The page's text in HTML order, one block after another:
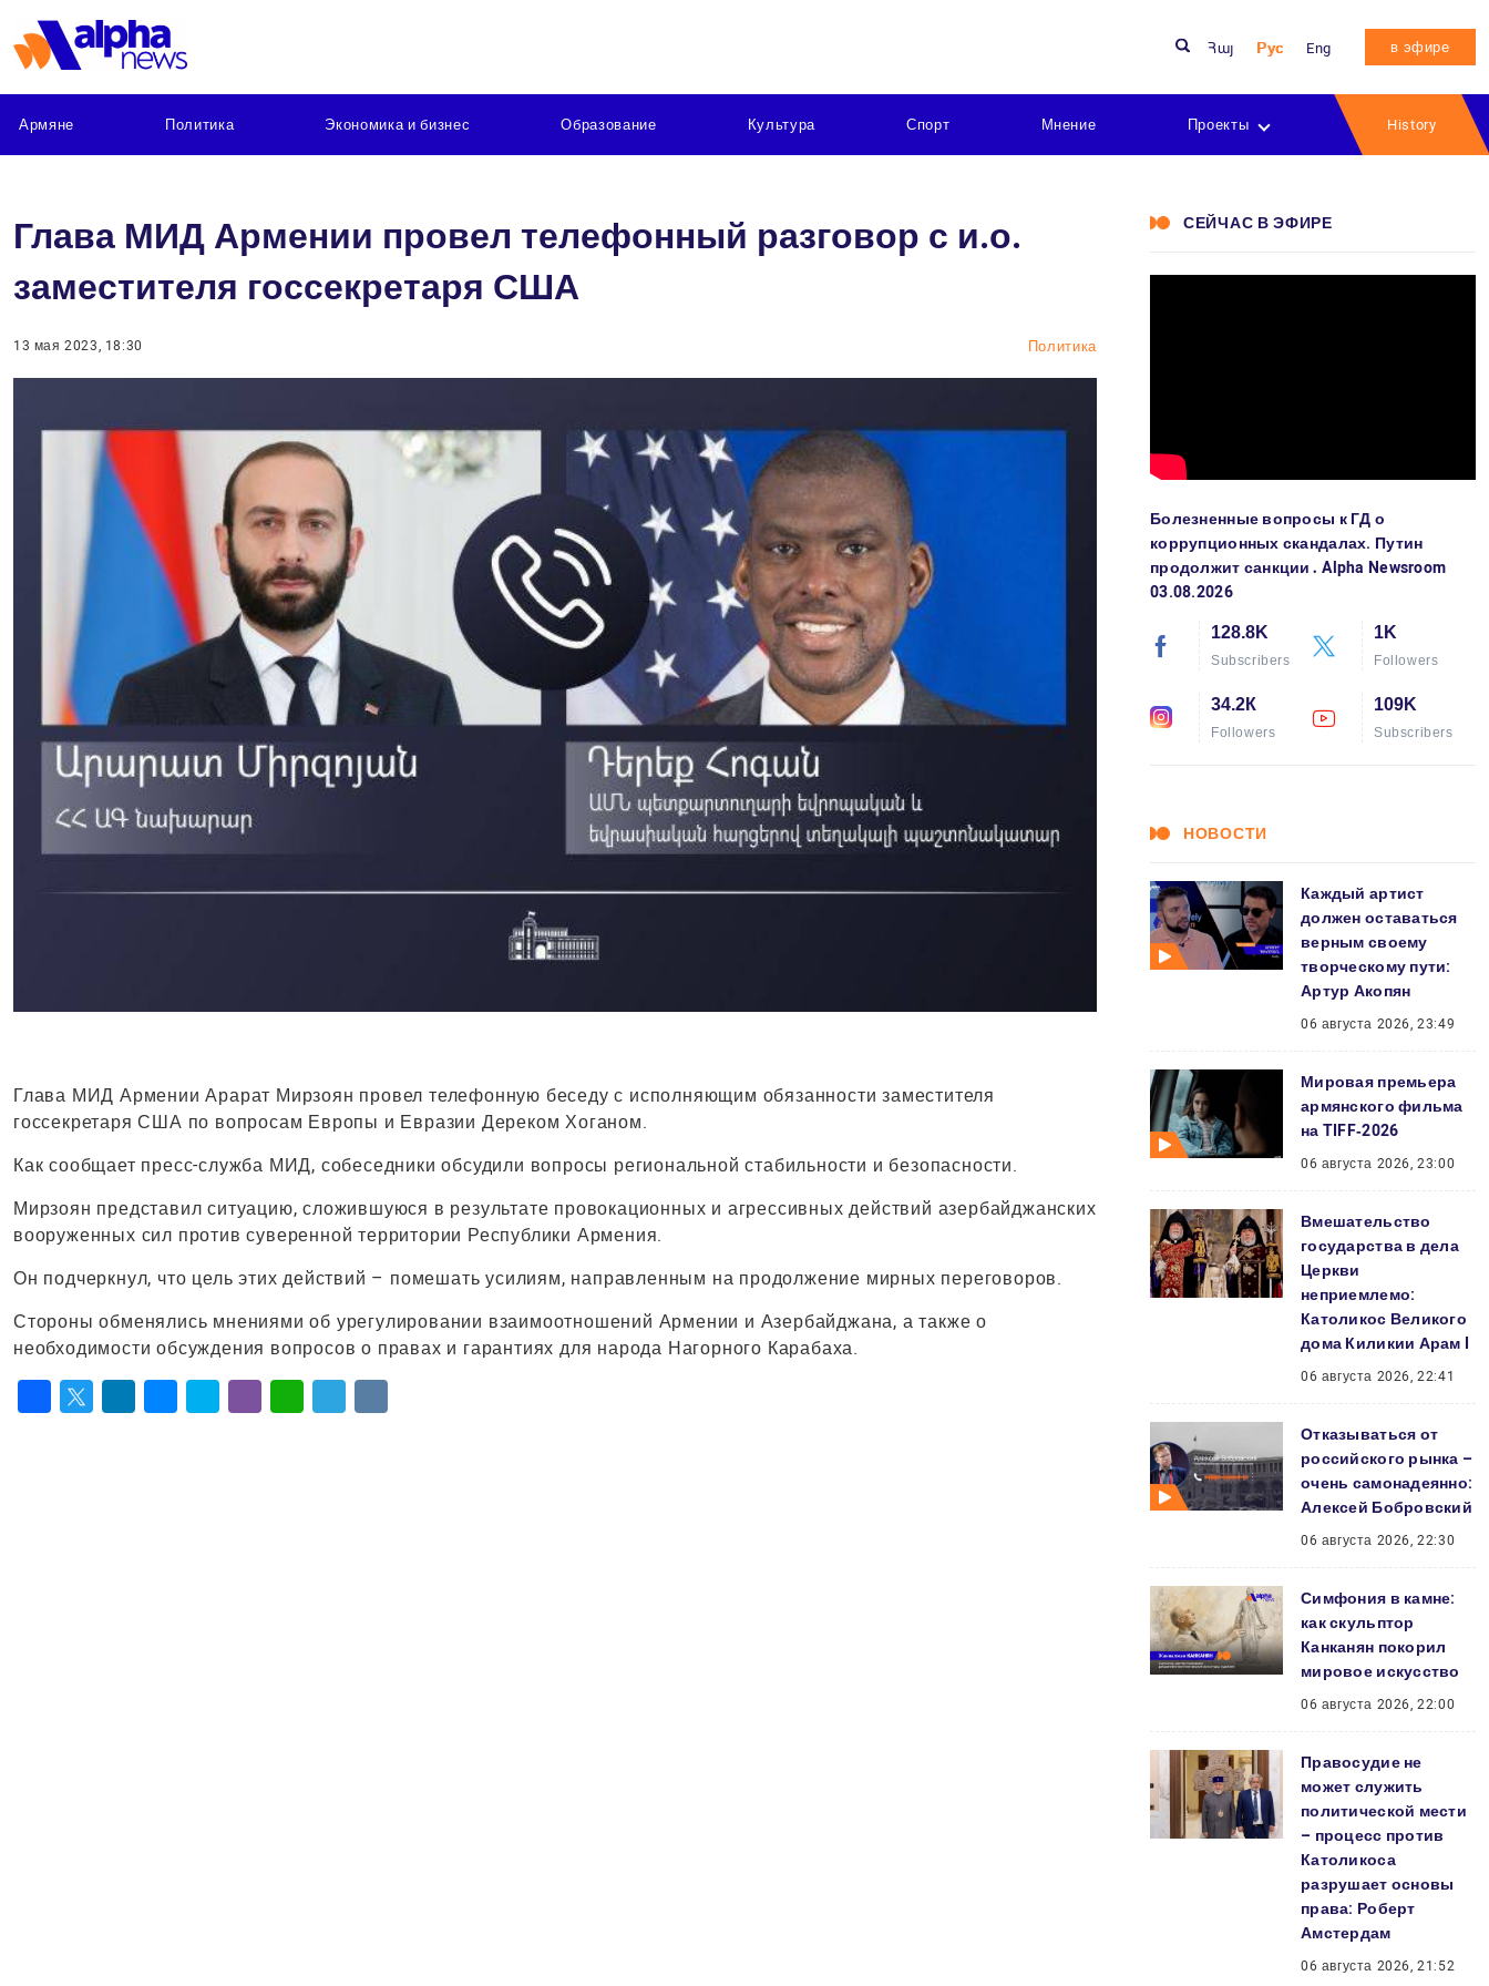
Հայ Рус Eng в эфире
Армяне Политика Экономика и бизнес Образование Культура Спорт Мнение Проекты History
Глава МИД Армении провел телефонный разговор с и.о.
заместителя госсекретаря США
13 мая 2023, 18:30 Политика
Глава МИД Армении Арарат Мирзоян провел телефонную беседу с исполняющим обязанности заместителя
госсекретаря США по вопросам Европы и Евразии Дереком Хоганом.
Как сообщает пресс-служба МИД, собеседники обсудили вопросы региональной стабильности и безопасности.
Мирзоян представил ситуацию, сложившуюся в результате провокационных и агрессивных действий азербайджанских
вооруженных сил против суверенной территории Республики Армения.
Он подчеркнул, что цель этих действий – помешать усилиям, направленным на продолжение мирных переговоров.
Стороны обменялись мнениями об урегулировании взаимоотношений Армении и Азербайджана, а также о
необходимости обсуждения вопросов о правах и гарантиях для народа Нагорного Карабаха.
СЕЙЧАС В ЭФИРЕ
Болезненные вопросы к ГД о
коррупционных скандалах. Путин
продолжит санкции․ Alpha Newsroom
03.08.2026
128.8K
Subscribers
1K
Followers
34.2К
Followers
109K
Subscribers
НОВОСТИ
Каждый артист
должен оставаться
верным своему
творческому пути:
Артур Акопян
06 августа 2026, 23:49
Мировая премьера
армянского фильма
на TIFF‑2026
06 августа 2026, 23:00
Вмешательство
государства в дела
Церкви
неприемлемо:
Католикос Великого
дома Киликии Арам I
06 августа 2026, 22:41
Отказываться от
российского рынка –
очень самонадеянно:
Алексей Бобровский
06 августа 2026, 22:30
Симфония в камне:
как скульптор
Канканян покорил
мировое искусство
06 августа 2026, 22:00
Правосудие не
может служить
политической мести
– процесс против
Католикоса
разрушает основы
права: Роберт
Амстердам
06 августа 2026, 21:52